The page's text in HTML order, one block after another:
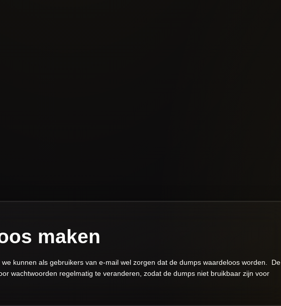
maken
kunnen als gebruikers van e-mail wel zorgen dat de dumps waardeloos worden. De
wachtwoorden regelmatig te veranderen, zodat de dumps niet bruikbaar zijn voor